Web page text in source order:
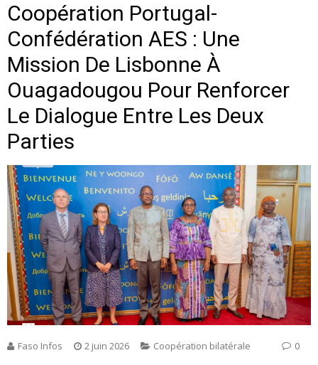
Coopération Portugal-
Confédération AES : Une
Mission De Lisbonne À
Ouagadougou Pour Renforcer
Le Dialogue Entre Les Deux
Parties
Faso Infos 2 juin 2026 Coopération bilatérale 0